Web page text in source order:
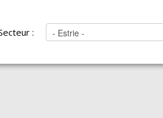
: